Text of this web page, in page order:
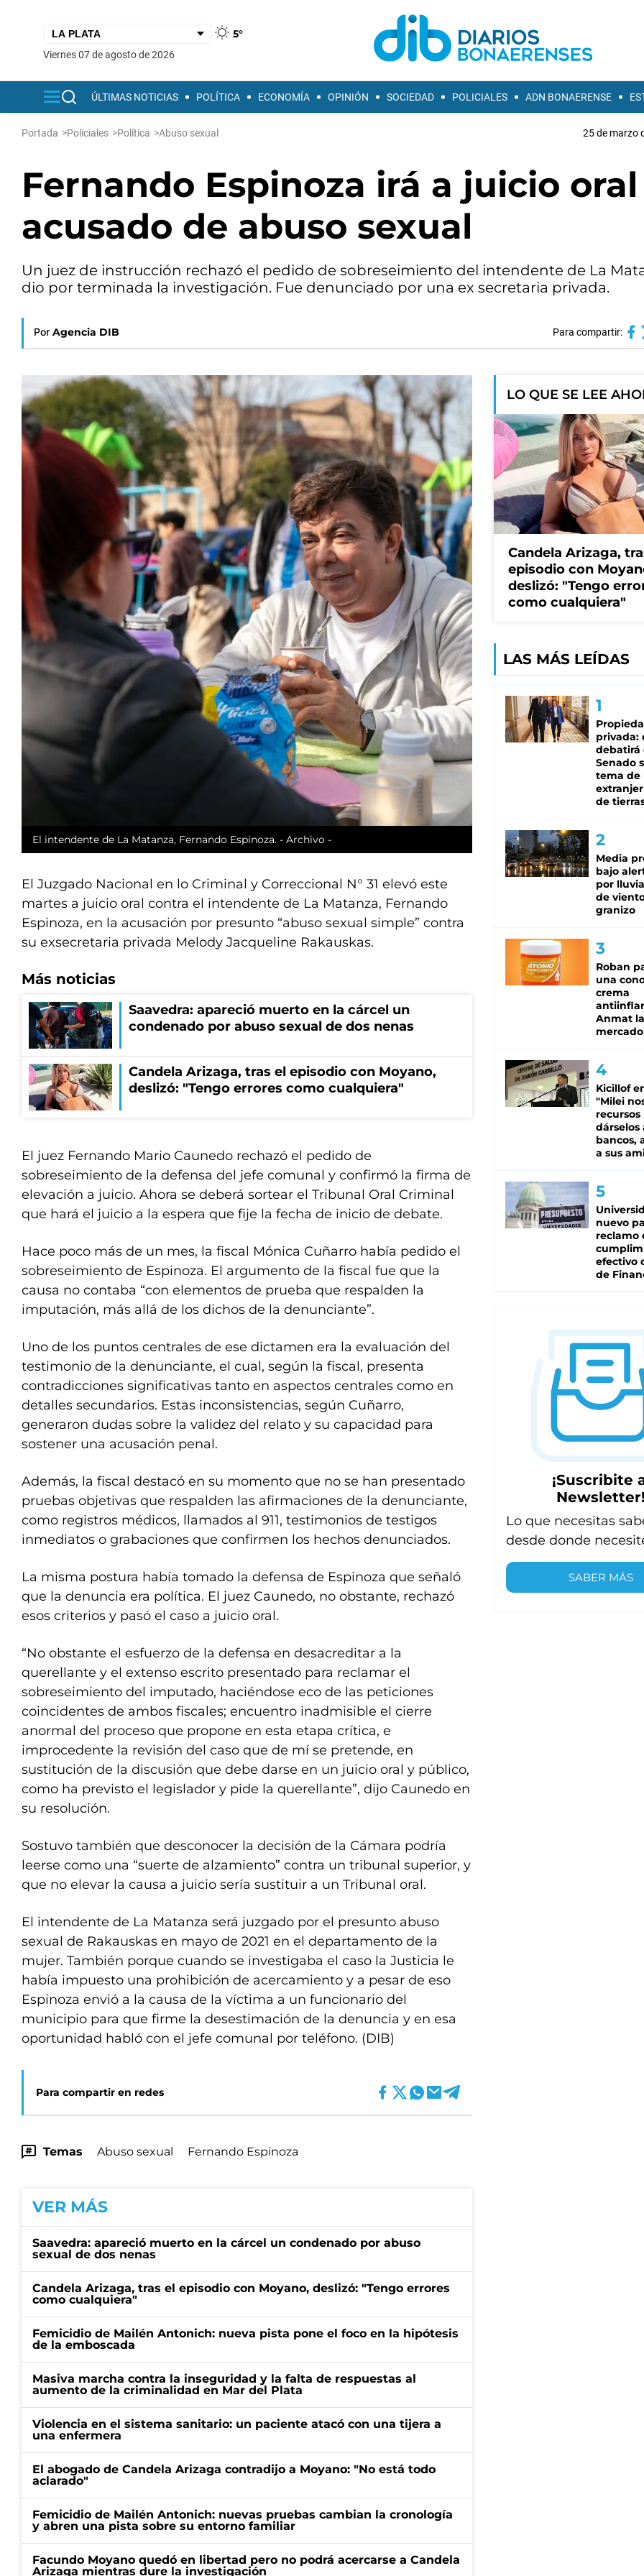
5°
viernes 07 de agosto de 2026
ÚLTIMAS NOTICIAS POLÍTICA ECONOMÍA OPINIÓN SOCIEDAD POLICIALES ADN BONAERENSE
Portada >Policiales >Política >Abuso sexual 25 de marzo
Fernando Espinoza irá a juicio oral
acusado de abuso sexual
Un juez de instrucción rechazó el pedido de sobreseimiento del intendente de La
dio por terminada la investigación. Fue denunciado por una ex secretaria privada.
Por Agencia DIB Para compartir:
El intendente de La Matanza, Fernando Espinoza. - Archivo -
El Juzgado Nacional en lo Criminal y Correccional N° 31 elevó este
martes a juicio oral contra el intendente de La Matanza, Fernando
Espinoza, en la acusación por presunto “abuso sexual simple” contra
su exsecretaria privada Melody Jacqueline Rakauskas.
Más noticias
Saavedra: apareció muerto en la cárcel un
condenado por abuso sexual de dos nenas
Candela Arizaga, tras el episodio con Moyano,
deslizó: "Tengo errores como cualquiera"
El juez Fernando Mario Caunedo rechazó el pedido de
sobreseimiento de la defensa del jefe comunal y confirmó la firma de
elevación a juicio. Ahora se deberá sortear el Tribunal Oral Criminal
que hará el juicio a la espera que fije la fecha de inicio de debate.
Hace poco más de un mes, la fiscal Mónica Cuñarro había pedido el
sobreseimiento de Espinoza. El argumento de la fiscal fue que la
causa no contaba “con elementos de prueba que respalden la
imputación, más allá de los dichos de la denunciante”.
Uno de los puntos centrales de ese dictamen era la evaluación del
testimonio de la denunciante, el cual, según la fiscal, presenta
contradicciones significativas tanto en aspectos centrales como en
detalles secundarios. Estas inconsistencias, según Cuñarro,
generaron dudas sobre la validez del relato y su capacidad para
sostener una acusación penal.
Además, la fiscal destacó en su momento que no se han presentado
pruebas objetivas que respalden las afirmaciones de la denunciante,
como registros médicos, llamados al 911, testimonios de testigos
inmediatos o grabaciones que confirmen los hechos denunciados.
La misma postura había tomado la defensa de Espinoza que señaló
que la denuncia era política. El juez Caunedo, no obstante, rechazó
esos criterios y pasó el caso a juicio oral.
“No obstante el esfuerzo de la defensa en desacreditar a la
querellante y el extenso escrito presentado para reclamar el
sobreseimiento del imputado, haciéndose eco de las peticiones
coincidentes de ambos fiscales; encuentro inadmisible el cierre
anormal del proceso que propone en esta etapa crítica, e
improcedente la revisión del caso que de mí se pretende, en
sustitución de la discusión que debe darse en un juicio oral y público,
como ha previsto el legislador y pide la querellante”, dijo Caunedo en
su resolución.
Sostuvo también que desconocer la decisión de la Cámara podría
leerse como una “suerte de alzamiento” contra un tribunal superior, y
que no elevar la causa a juicio sería sustituir a un Tribunal oral.
El intendente de La Matanza será juzgado por el presunto abuso
sexual de Rakauskas en mayo de 2021 en el departamento de la
mujer. También porque cuando se investigaba el caso la Justicia le
había impuesto una prohibición de acercamiento y a pesar de eso
Espinoza envió a la causa de la víctima a un funcionario del
municipio para que firme la desestimación de la denuncia y en esa
oportunidad habló con el jefe comunal por teléfono. (DIB)
Para compartir en redes
Temas Abuso sexual Fernando Espinoza
VER MÁS
Saavedra: apareció muerto en la cárcel un condenado por abuso
sexual de dos nenas
Candela Arizaga, tras el episodio con Moyano, deslizó: "Tengo errores
como cualquiera"
Femicidio de Mailén Antonich: nueva pista pone el foco en la hipótesis
de la emboscada
Masiva marcha contra la inseguridad y la falta de respuestas al
aumento de la criminalidad en Mar del Plata
Violencia en el sistema sanitario: un paciente atacó con una tijera a
una enfermera
El abogado de Candela Arizaga contradijo a Moyano: "No está todo
aclarado"
Femicidio de Mailén Antonich: nuevas pruebas cambian la cronología
y abren una pista sobre su entorno familiar
Facundo Moyano quedó en libertad pero no podrá acercarse a Candela
Arizaga mientras dure la investigación
LO QUE SE LEE
Candela Arizaga,
episodio con
deslizó: "Tengo
como cualquiera"
LAS MÁS LEÍDAS
privada:
debatirá
Senado
tema de
de
Media
bajo
por
de
granizo
Roban
una
crema
Anmat
mercado
Kicillof
"Milei
recursos
dárselos
bancos,
a sus
nuevo
reclamo
efectivo
de
¡Suscribite
Newsletter!
Lo que necesitas
desde donde
SABER MÁS